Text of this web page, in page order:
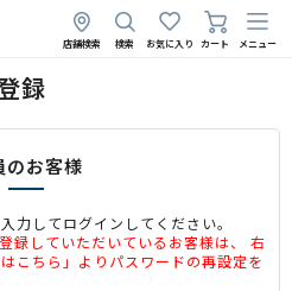
店舗検索 検索 お気に入り カート メニュー
録
のお客様
力してログインしてください。
録していただいているお客様は、 右
こちら」よりパスワードの再設定を